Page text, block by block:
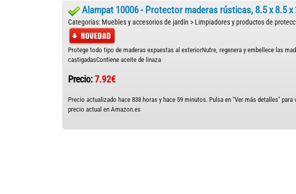
Alampat 10006 - Protector maderas rústicas, 8.5 x 8.5
Categorías: Muebles y accesorios de jardín > Limpiadores y productos de
Protege todo tipo de maderas expuestas al exteriorNutre, regenera y embellece las
castigadasContiene aceite de linaza
Precio:7.92€
Precio actualizado hace 838 horas y hace 59 minutos. Pulsa en "Ver más detalles" para
precio actual en Amazon.es